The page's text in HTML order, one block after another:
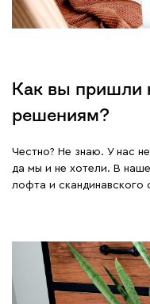
Как вы пришли
решениям?
Честно? Не знаю. У нас
да мы и не хотели. В
лофта и скандинавского